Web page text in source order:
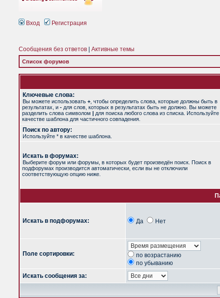
Вход Регистрация
Сообщения без ответов Активные темы
Список форумов
Ключевые слова:
Вы можете использовать + , чтобы определить слова, которые должны быть в
результатах, и - для слов, которых в результатах быть не должно. Вы можете
разделить слова символом | для поиска любого слова из списка. Используйте
качестве шаблона для частичного совпадения.
Поиск по автору:
Используйте * в качестве шаблона.
Искать в форумах:
Выберите форум или форумы, в которых будет произведён поиск. Поиск в
подфорумах производится автоматически, если вы не отключили
соответствующую опцию ниже.
Искать в подфорумах: Да Нет
Поле сортировки:
по возрастанию
по убыванию
Искать сообщения за: